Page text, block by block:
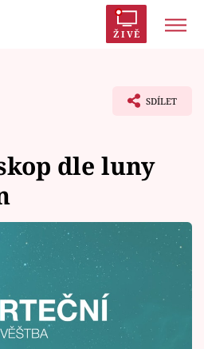
ŽIVĚ
SDÍLET
dle luny